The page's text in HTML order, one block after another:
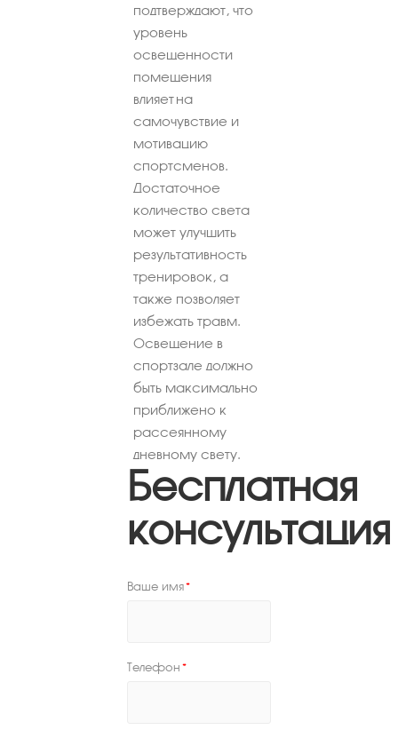
подтверждают, что
уровень
освещенности
помещения
влияет на
самочувствие и
мотивацию
спортсменов.
Достаточное
количество света
может улучшить
результативность
тренировок, а
также позволяет
избежать травм.
Освещение в
спортзале должно
быть максимально
приближено к
рассеянному
дневному свету.
Бесплатная
консультация
Ваше имя*
Телефон *